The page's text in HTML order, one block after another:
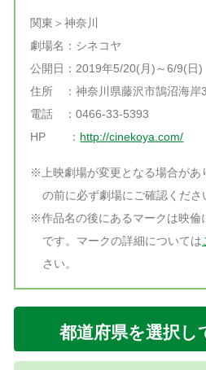
関東＞神奈川
劇場名：シネコヤ
公開日：2019年5/20(月)～6/9(日)
住所 ：神奈川県藤沢市鵠沼海岸
電話 ：0466-33-5393
HP ： http://cinekoya.com/
※上映劇場が変更となる場合があ
の前に必ず劇場にご確認くださ
※作品名の後にあるマークは映倫
です。マークの詳細については
さい。
都道府県を選択し